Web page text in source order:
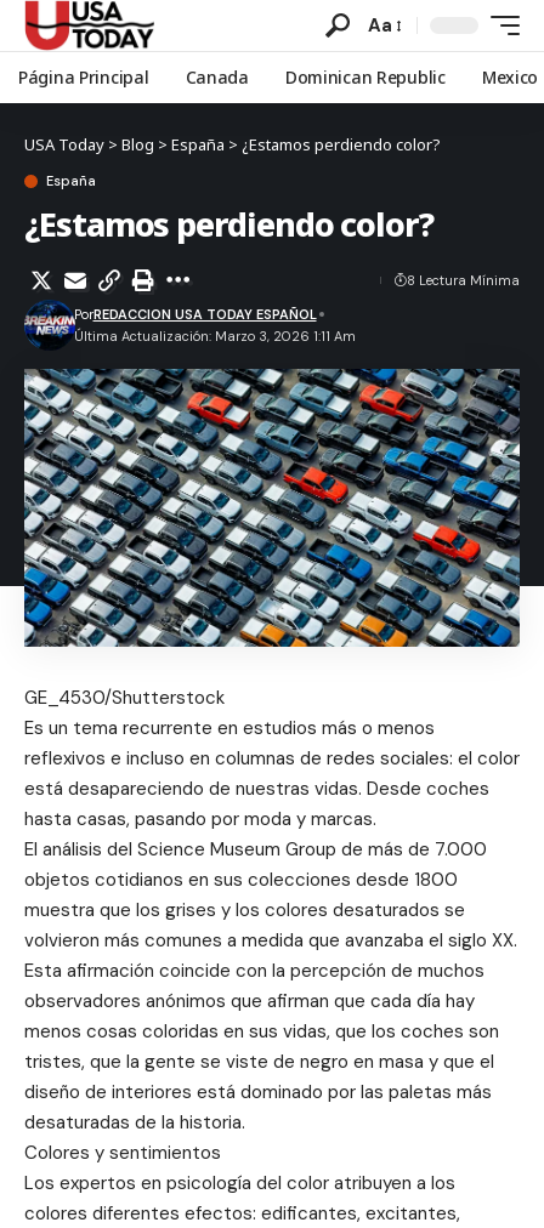
Aa
Página Principal Canada Dominican Republic Mexico
USA Today > Blog > España > ¿Estamos perdiendo color?
España
¿Estamos perdiendo color?
Última Actualización: Marzo 3, 2026 1:11 Am
PorREDACCION USA TODAY ESPAÑOL
8 Lectura Mínima
GE_4530/Shutterstock
Es un tema recurrente en estudios más o menos
reflexivos e incluso en columnas de redes sociales: el color
está desapareciendo de nuestras vidas. Desde coches
hasta casas, pasando por moda y marcas.
El análisis del Science Museum Group de más de 7.000
objetos cotidianos en sus colecciones desde 1800
muestra que los grises y los colores desaturados se
volvieron más comunes a medida que avanzaba el siglo XX.
Esta afirmación coincide con la percepción de muchos
observadores anónimos que afirman que cada día hay
menos cosas coloridas en sus vidas, que los coches son
tristes, que la gente se viste de negro en masa y que el
diseño de interiores está dominado por las paletas más
desaturadas de la historia.
Colores y sentimientos
Los expertos en psicología del color atribuyen a los
colores diferentes efectos: edificantes, excitantes,